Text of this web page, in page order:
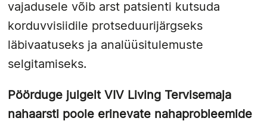
vajadusele võib arst patsienti kutsuda
korduvvisiidile protseduurijärgseks
läbivaatuseks ja analüüsitulemuste
selgitamiseks.
Pöörduge julgelt VIV Living Tervisemaja
nahaarsti poole erinevate nahaprobleemide